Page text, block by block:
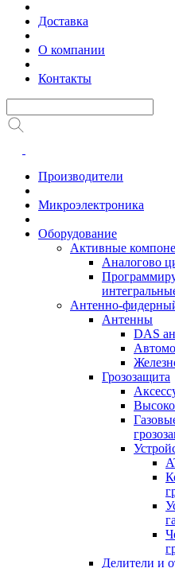
Доставка
О компании
Контакты
Производители
Микроэлектроника
Оборудование
Активные
Аналогово
Антенно-
Антенны
DAS
Грозозащита
Делители и